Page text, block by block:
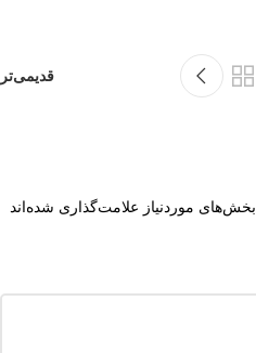
قدیمی‌تر
بخش‌های موردنیاز علامت‌گذاری شده‌اند